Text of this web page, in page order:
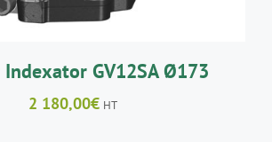
GV12SA Ø173
2 180,00€ HT